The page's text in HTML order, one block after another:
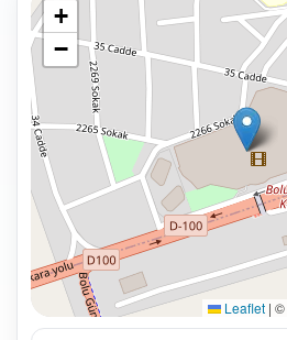
+
−
Leaflet | ©